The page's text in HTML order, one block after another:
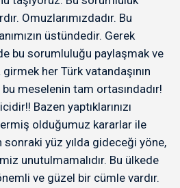
Omuzlarımızdadır. Bu
üstündedir. Gerek
bu sorumluluğu paylaşmak ve
her Türk vatandaşının
meselenin tam ortasındadır!
Bazen yaptıklarınızı
olduğumuz kararlar ile
sonraki yüz yılda gideceği yöne,
unutulmamalıdır. Bu ülkede
ve güzel bir cümle vardır.